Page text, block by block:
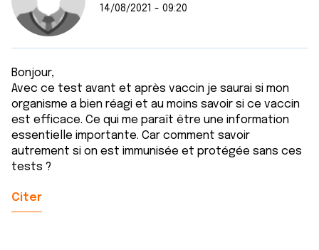
14/08/2021 - 09:20
Bonjour,
Avec ce test avant et après vaccin je saurai si mon
organisme a bien réagi et au moins savoir si ce vaccin
est efficace. Ce qui me paraît être une information
essentielle importante. Car comment savoir
autrement si on est immunisée et protégée sans ces
tests ?
Citer